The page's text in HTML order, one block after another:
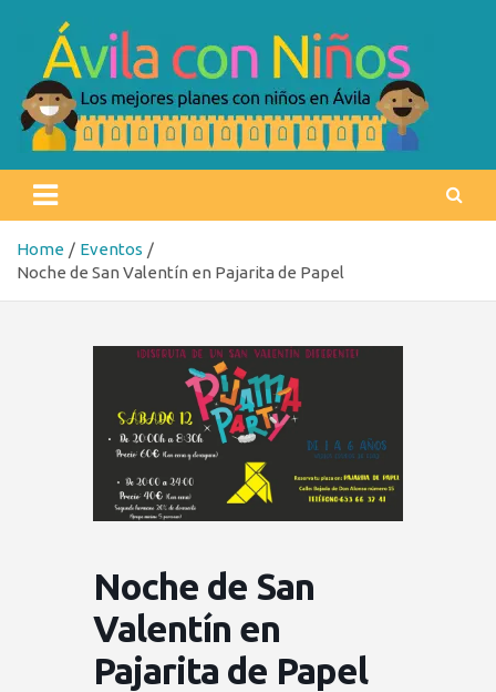
content
Ávila con niños
Home
Eventos
Noche de San Valentín en Pajarita de Papel
Noche de San
Valentín en
Pajarita de Papel